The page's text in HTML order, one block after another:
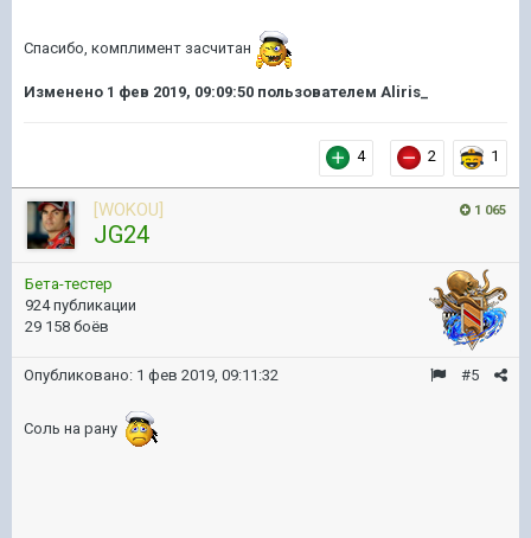
Спасибо, комплимент засчитан
Изменено 1 фев 2019, 09:09:50 пользователем Aliris_
4 2 1
1 065
[WOKOU]
JG24
Бета-тестер
924 публикации
29 158 боёв
#5
Опубликовано: 1 фев 2019, 09:11:32
Соль на рану